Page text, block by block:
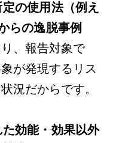
の使用法（例え
らの逸脱事例
、報告対象で
が発現するリス
況だからです。
効能・効果以外